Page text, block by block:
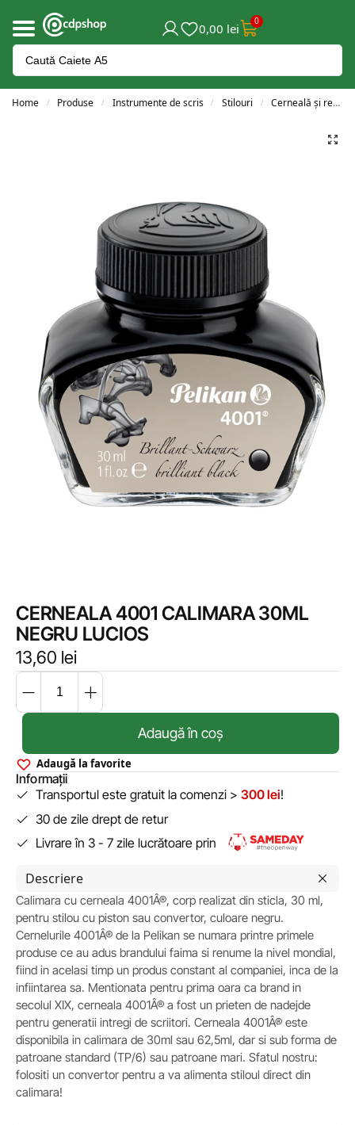
0,00 lei 0
Home / Produse / Instrumente de scris / Stilouri / Cerneală și rezerve
CERNEALA 4001 CALIMARA 30ML
NEGRU LUCIOS
13,60 lei
Adaugă în coș
Adaugă la favorite
Informații
Transportul este gratuit la comenzi > 300 lei!
30 de zile drept de retur
Livrare în 3 - 7 zile lucrătoare prin
Descriere
Calimara cu cerneala 4001Â®, corp realizat din sticla, 30 ml,
pentru stilou cu piston sau convertor, culoare negru.
Cernelurile 4001Â® de la Pelikan se numara printre primele
produse ce au adus brandului faima si renume la nivel mondial,
fiind in acelasi timp un produs constant al companiei, inca de la
infiintarea sa. Mentionata pentru prima oara ca brand in
secolul XIX, cerneala 4001Â® a fost un prieten de nadejde
pentru generatii intregi de scriitori. Cerneala 4001Â® este
disponibila in calimara de 30ml sau 62,5ml, dar si sub forma de
patroane standard (TP/6) sau patroane mari. Sfatul nostru:
folositi un convertor pentru a va alimenta stiloul direct din
calimara!